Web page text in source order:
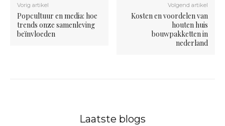
Vorig artikel
Popcultuur en media: hoe
trends onze samenleving
beïnvloeden
Volgend artikel
Kosten en voordelen van
houten huis
bouwpakketten in
nederland
Laatste blogs